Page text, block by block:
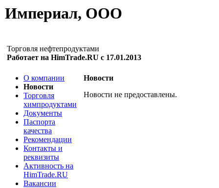
Империал, ООО
Торговля нефтепродуктами
Работает на HimTrade.RU с 17.01.2013
О компании
Новости
Торговля
химпродуктами
Документы
Паспорта
качества
Рекомендации
Контакты и
реквизиты
Активность на
HimTrade.RU
Вакансии
Новости
Новости не предоставлены.